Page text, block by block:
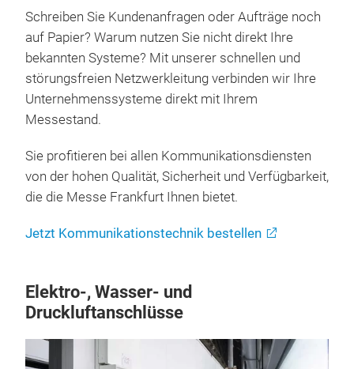
Schreiben Sie Kundenanfragen oder Aufträge noch
auf Papier? Warum nutzen Sie nicht direkt Ihre
bekannten Systeme? Mit unserer schnellen und
störungsfreien Netzwerkleitung verbinden wir Ihre
Unternehmenssysteme direkt mit Ihrem
Messestand.
Sie profitieren bei allen Kommunikationsdiensten
von der hohen Qualität, Sicherheit und Verfügbarkeit,
die die Messe Frankfurt Ihnen bietet.
Jetzt Kommunikationstechnik bestellen
Elektro-, Wasser- und
Druckluftanschlüsse